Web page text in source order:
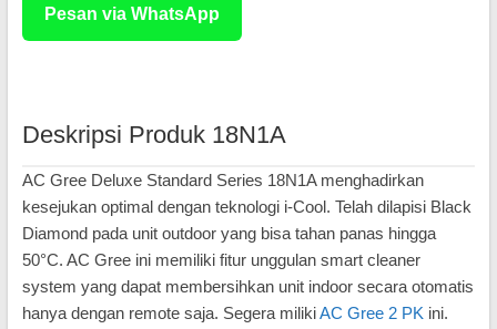
Pesan via WhatsApp
Deskripsi Produk 18N1A
AC Gree Deluxe Standard Series 18N1A menghadirkan
kesejukan optimal dengan teknologi i-Cool. Telah dilapisi Black
Diamond pada unit outdoor yang bisa tahan panas hingga
50°C. AC Gree ini memiliki fitur unggulan smart cleaner
system yang dapat membersihkan unit indoor secara otomatis
hanya dengan remote saja. Segera milikiAC Gree 2 PKini.